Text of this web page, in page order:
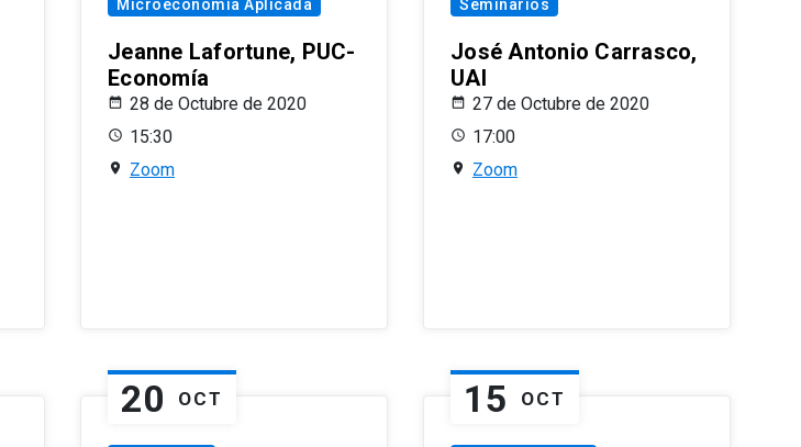
Microeconomía Aplicada
Jeanne Lafortune, PUC-
Economía
28 de Octubre de 2020
15:30
Zoom
Seminarios
José Antonio Carrasco,
UAI
27 de Octubre de 2020
17:00
Zoom
20 OCT 15 OCT